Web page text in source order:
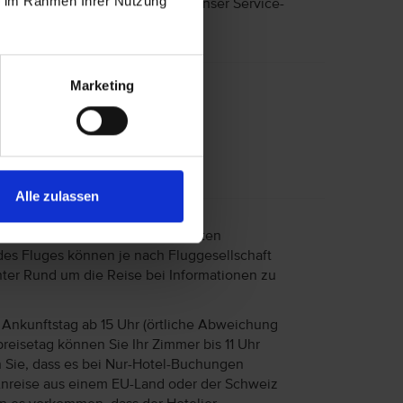
Marketing
Alle zulassen
wenden Sie sich bitte an unser Service-
über die Landeskategorie vor.
bei einigen Fluggesellschaften
Fluges können je nach Fluggesellschaft
Rund um die Reise bei Informationen zu
ab 15 Uhr (örtliche Abweichung
können Sie Ihr Zimmer bis 11 Uhr
dass es bei Nur-Hotel-Buchungen
aus einem EU-Land oder der Schweiz